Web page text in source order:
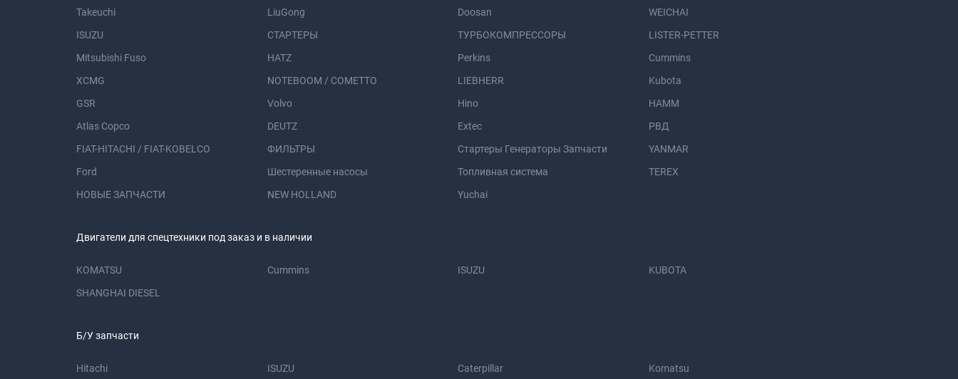
Takeuchi
LiuGong Doosan
WEICHAI
ISUZU
СТАРТЕРЫ ТУРБОКОМПРЕССОРЫ
LISTER-PETTER
Mitsubishi Fuso
HATZ Perkins
Cummins
XCMG
NOTEBOOM / COMETTO LIEBHERR
Kubota
GSR
Volvo Hino
HAMM
Atlas Copco
DEUTZ Extec
РВД
FIAT-HITACHI / FIAT-KOBELCO
ФИЛЬТРЫ Стартеры Генераторы Запчасти
YANMAR
Ford
Шестеренные насосы Топливная система
TEREX
НОВЫЕ ЗАПЧАСТИ
NEW HOLLAND Yuchai
Двигатели для спецтехники под заказ и в наличии
KOMATSU Cummins ISUZU
KUBOTA
SHANGHAI DIESEL
Б/У запчасти
Hitachi ISUZU Caterpillar Komatsu